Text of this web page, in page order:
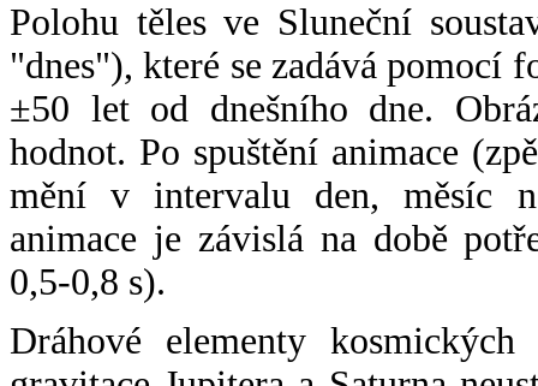
Polohu těles ve Sluneční
"dnes"), které se zadává pomocí
±50 let od dnešního dne.
hodnot. Po spuštění animace
mění v intervalu den, měsíc
animace je závislá na době
0,5-0,8 s).
Dráhové elementy